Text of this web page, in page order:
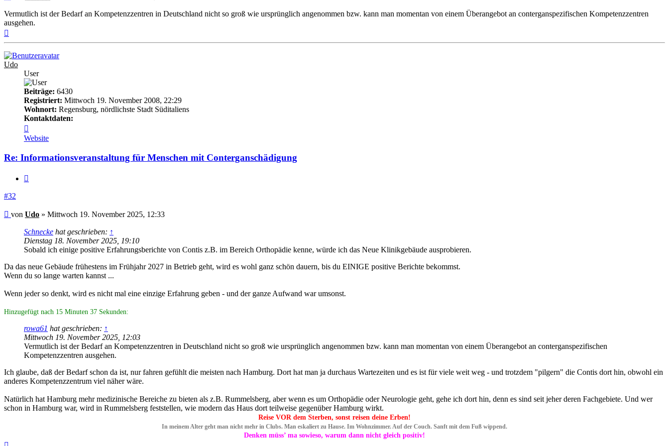
Vermutlich ist der Bedarf an Kompetenzzentren in Deutschland nicht so groß wie ursprünglich angenommen bzw. kann man momentan von einem Überangebot an conterganspezifischen Kompetenzzentren
ausgehen.
Udo
User
Beiträge: 6430
Registriert: Mittwoch 19. November 2008, 22:29
Wohnort: Regensburg, nördlichste Stadt Süditaliens
Kontaktdaten:
von
Udo
Website
Re: Informationsveranstaltung für Menschen mit Conterganschädigung
#32
Beitrag
von Udo » Mittwoch 19. November 2025, 12:33
Schnecke hat geschrieben: ↑
Dienstag 18. November 2025, 19:10
Sobald ich einige positive Erfahrungsberichte von Contis z.B. im Bereich Orthopädie kenne, würde ich das Neue Klinikgebäude ausprobieren.
Da das neue Gebäude frühestens im Frühjahr 2027 in Betrieb geht, wird es wohl ganz schön dauern, bis du EINIGE positive Berichte bekommst.
Wenn du so lange warten kannst ...
Wenn jeder so denkt, wird es nicht mal eine einzige Erfahrung geben - und der ganze Aufwand war umsonst.
Hinzugefügt nach 15 Minuten 37 Sekunden:
rowa61 hat geschrieben: ↑
Mittwoch 19. November 2025, 12:03
Vermutlich ist der Bedarf an Kompetenzzentren in Deutschland nicht so groß wie ursprünglich angenommen bzw. kann man momentan von einem Überangebot an conterganspezifischen
Kompetenzzentren ausgehen.
Ich glaube, daß der Bedarf schon da ist, nur fahren gefühlt die meisten nach Hamburg. Dort hat man ja durchaus Wartezeiten und es ist für viele weit weg - und trotzdem "pilgern" die Contis dort hin, obwohl ein
anderes Kompetenzzentrum viel näher wäre.
Natürlich hat Hamburg mehr medizinische Bereiche zu bieten als z.B. Rummelsberg, aber wenn es um Orthopädie oder Neurologie geht, gehe ich dort hin, denn es sind seit jeher deren Fachgebiete. Und wer
schon in Hamburg war, wird in Rummelsberg feststellen, wie modern das Haus dort teilweise gegenüber Hamburg wirkt.
Reise VOR dem Sterben, sonst reisen deine Erben!
In meinem Alter geht man nicht mehr in Clubs. Man eskaliert zu Hause. Im Wohnzimmer. Auf der Couch. Sanft mit dem Fuß wippend.
Denken müss’ ma sowieso, warum dann nicht gleich positiv!